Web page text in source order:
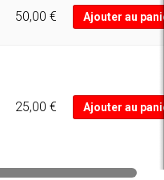
50,00 € Ajouter au
25,00 € Ajouter au